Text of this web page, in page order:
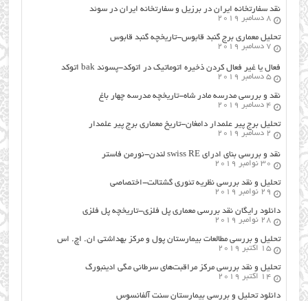
نقد سفارتخانه ایران در برزیل و سفارتخانه ایران در سوئد
8 دسامبر 2019
تحلیل معماری برج گنبد قابوس-تاریخچه گنبد قابوس
7 دسامبر 2019
فعال یا غیر فعال کردن ذخیره اتوماتیک در اتوکد-پسوند bak اتوکد
5 دسامبر 2019
نقد و بررسی مدرسه مادر شاه-تاریخچه مدرسه چهار باغ
4 دسامبر 2019
تحلیل برج پیر علمدار دامغان-تاریخ معماری برج پیر علمدار
2 دسامبر 2019
نقد و بررسی بنای ادرای swiss RE لندن-نورمن فاستر
30 نوامبر 2019
تحلیل و نقد بررسی نظریه تئوری گشتالت-اختصاصی
29 نوامبر 2019
دانلود رایگان نقد بررسی معماری پل فلزی-تاریخچه پل فلزی
28 نوامبر 2019
تحلیل و بررسی مطالعات بیمارستان پول و مرکز بهداشتی ان. اچ. اس
15 اکتبر 2019
تحلیل و نقد بررسی مرکز مراقبت‌های سرطانی مگی ادینبورگ
14 اکتبر 2019
دانلود تحلیل و بررسی بیمارستان سنت آلفانسوس